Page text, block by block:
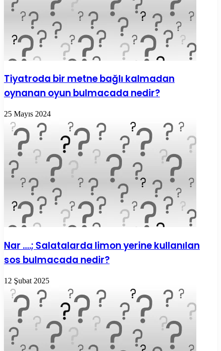
Tiyatroda bir metne bağlı kalmadan
oynanan oyun bulmacada nedir?
25 Mayıs 2024
Nar ….; Salatalarda limon yerine kullanılan
sos bulmacada nedir?
12 Şubat 2025